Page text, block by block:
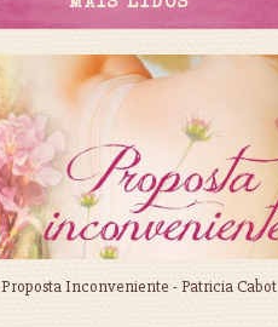
Proposta Inconveniente - Patricia Cabot